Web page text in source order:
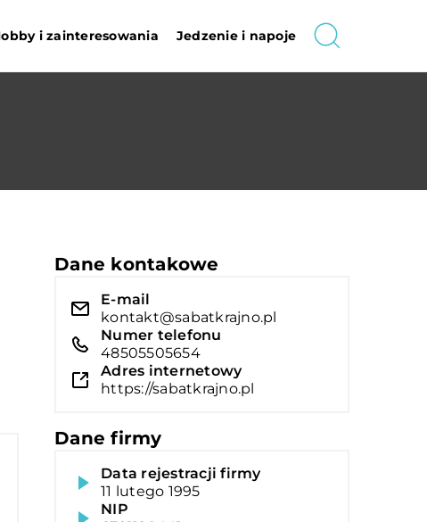
i zainteresowania Jedzenie i napoje
Dane kontakowe
E-mail
kontakt@sabatkrajno.pl
Numer telefonu
48505505654
Adres internetowy
https://sabatkrajno.pl
Dane firmy
Data rejestracji firmy
11 lutego 1995
NIP